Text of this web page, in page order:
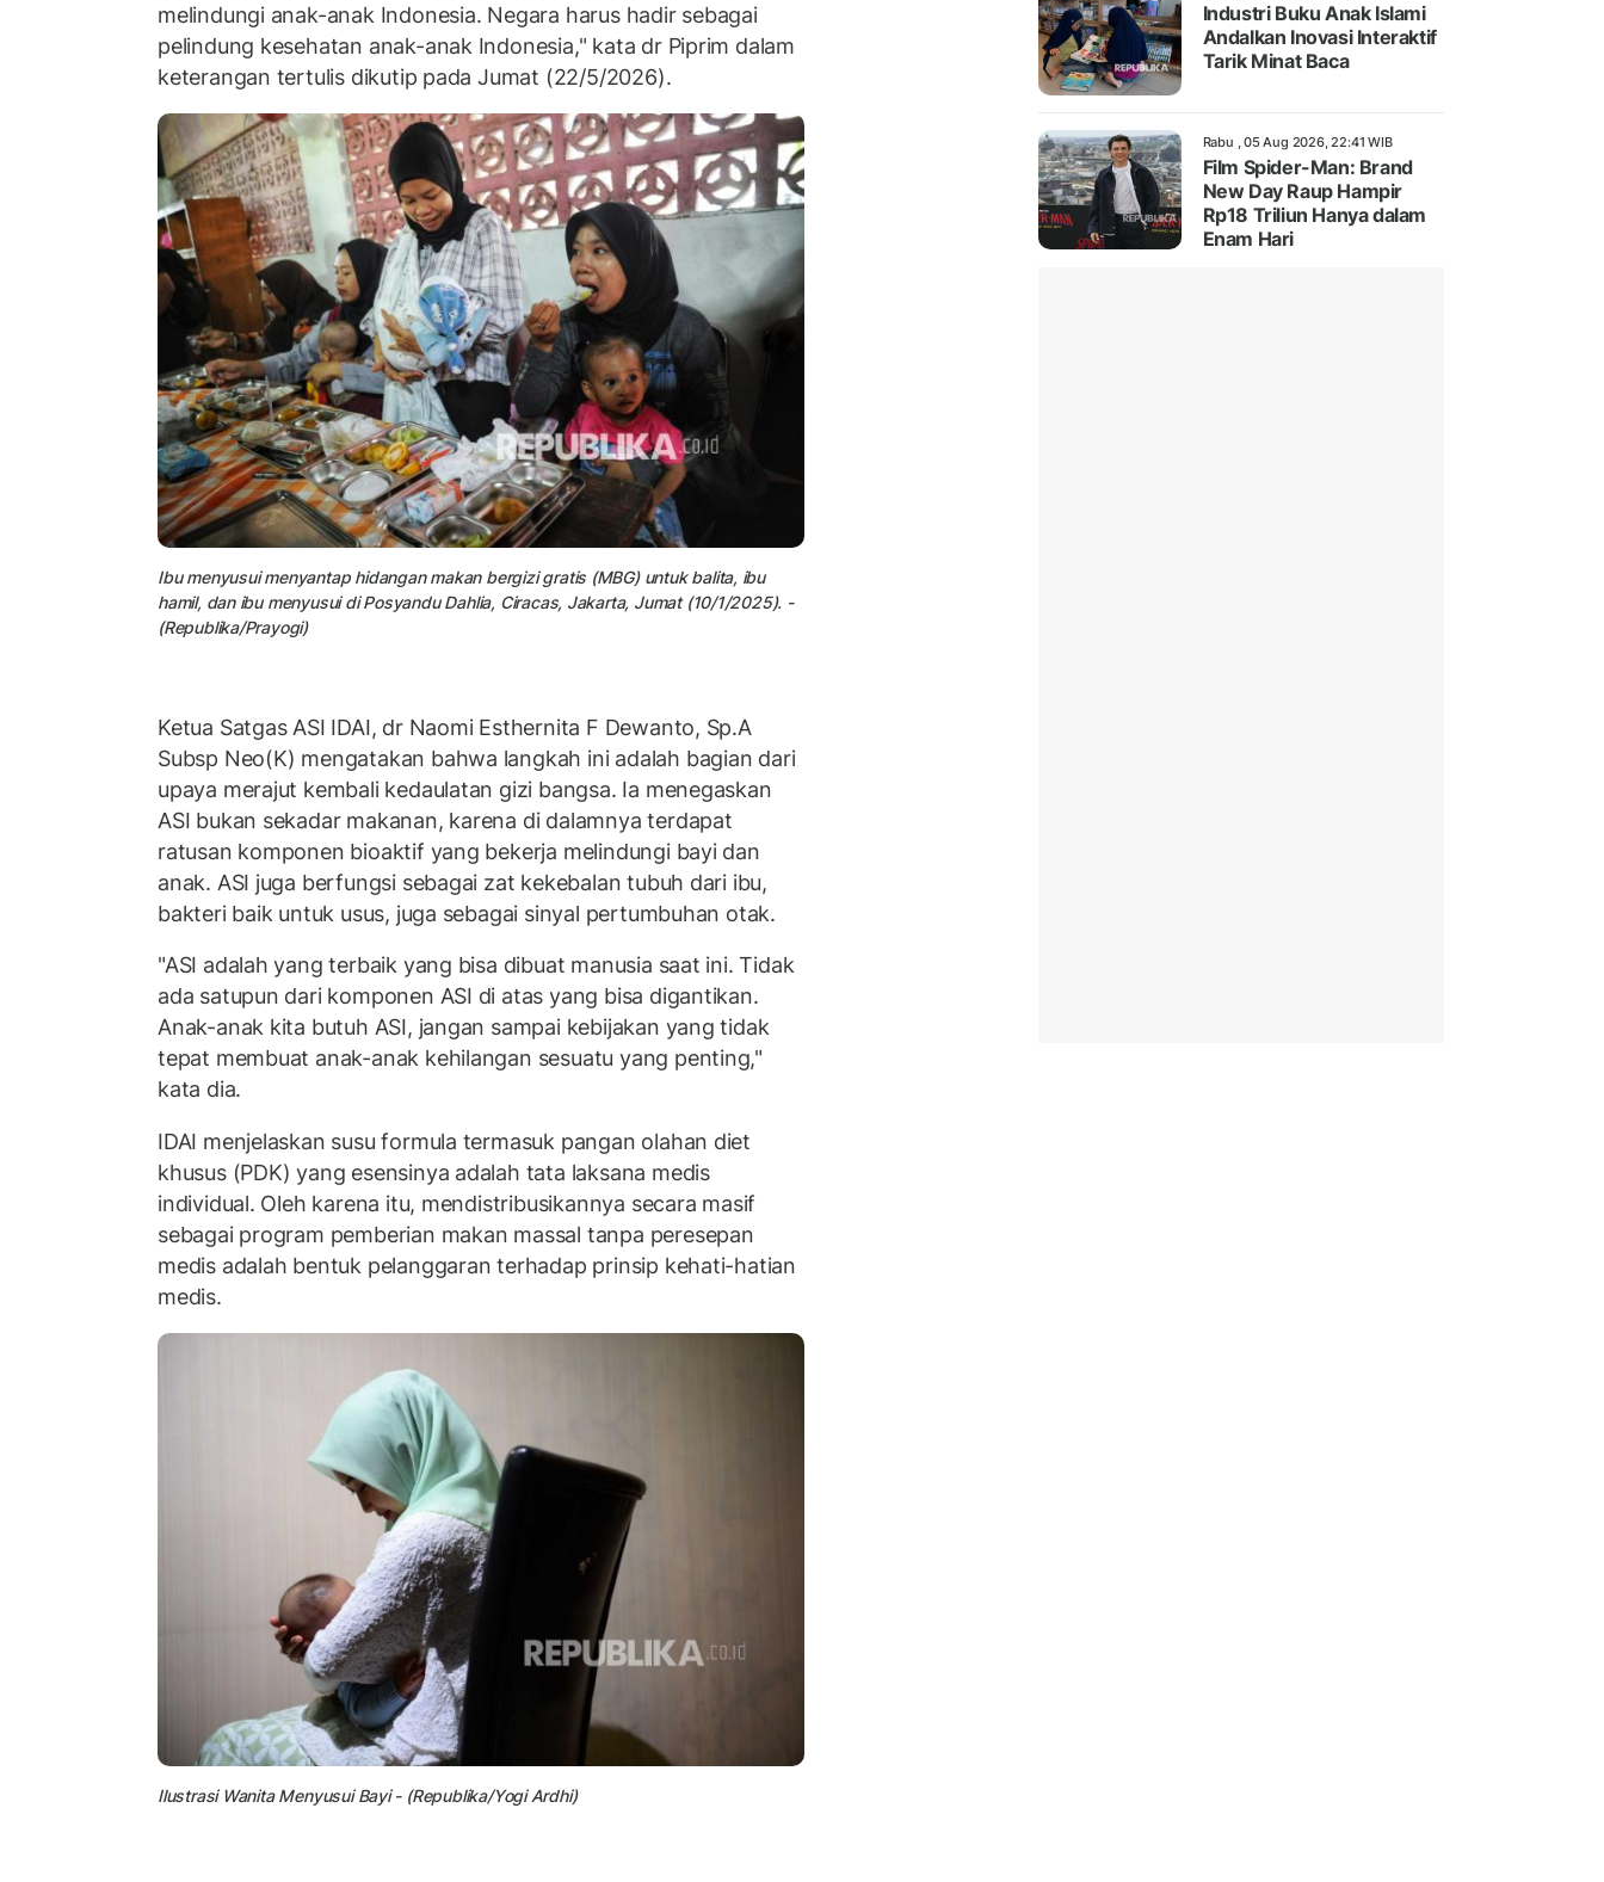
melindungi anak-anak Indonesia. Negara harus hadir sebagai
pelindung kesehatan anak-anak Indonesia," kata dr Piprim dalam
keterangan tertulis dikutip pada Jumat (22/5/2026).
Ibu menyusui menyantap hidangan makan bergizi gratis (MBG) untuk balita, ibu
hamil, dan ibu menyusui di Posyandu Dahlia, Ciracas, Jakarta, Jumat (10/1/2025). -
(Republika/Prayogi)
Ketua Satgas ASI IDAI, dr Naomi Esthernita F Dewanto, Sp.A
Subsp Neo(K) mengatakan bahwa langkah ini adalah bagian dari
upaya merajut kembali kedaulatan gizi bangsa. Ia menegaskan
ASI bukan sekadar makanan, karena di dalamnya terdapat
ratusan komponen bioaktif yang bekerja melindungi bayi dan
anak. ASI juga berfungsi sebagai zat kekebalan tubuh dari ibu,
bakteri baik untuk usus, juga sebagai sinyal pertumbuhan otak.
"ASI adalah yang terbaik yang bisa dibuat manusia saat ini. Tidak
ada satupun dari komponen ASI di atas yang bisa digantikan.
Anak-anak kita butuh ASI, jangan sampai kebijakan yang tidak
tepat membuat anak-anak kehilangan sesuatu yang penting,"
kata dia.
IDAI menjelaskan susu formula termasuk pangan olahan diet
khusus (PDK) yang esensinya adalah tata laksana medis
individual. Oleh karena itu, mendistribusikannya secara masif
sebagai program pemberian makan massal tanpa peresepan
medis adalah bentuk pelanggaran terhadap prinsip kehati-hatian
medis.
Ilustrasi Wanita Menyusui Bayi - (Republika/Yogi Ardhi)
Industri Buku Anak Islami
Andalkan Inovasi Interaktif
Tarik Minat Baca
Rabu , 05 Aug 2026, 22:41 WIB
Film Spider-Man: Brand
New Day Raup Hampir
Rp18 Triliun Hanya dalam
Enam Hari